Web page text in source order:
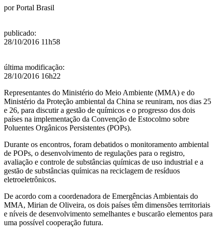
porPortal Brasil
publicado:
28/10/2016 11h58
última modificação:
28/10/2016 16h22
Representantes do Ministério do Meio Ambiente (MMA) e do
Ministério da Proteção ambiental da China se reuniram, nos dias 25
e 26, para discutir a gestão de químicos e o progresso dos dois
países na implementação da Convenção de Estocolmo sobre
Poluentes Orgânicos Persistentes (POPs).
Durante os encontros, foram debatidos o monitoramento ambiental
de POPs, o desenvolvimento de regulações para o registro,
avaliação e controle de substâncias químicas de uso industrial e a
gestão de substâncias químicas na reciclagem de resíduos
eletroeletrônicos.
De acordo com a coordenadora de Emergências Ambientais do
MMA, Mirian de Oliveira, os dois países têm dimensões territoriais
e níveis de desenvolvimento semelhantes e buscarão elementos para
uma possível cooperação futura.